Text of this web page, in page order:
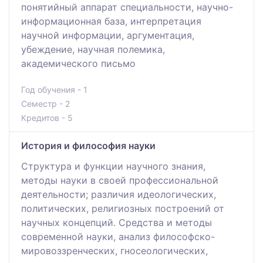
понятийный аппарат специальности, научно-
информационная база, интерпретация
научной информации, аргументация,
убеждение, научная полемика,
академического письмо
Год обучения - 1
Семестр - 2
Кредитов - 5
История и философия науки
Структура и функции научного знания,
методы науки в своей профессиональной
деятельности; различия идеологических,
политических, религиозных построений от
научных концепций. Средства и методы
современной науки, анализ философско-
мировоззренческих, гносеологических,